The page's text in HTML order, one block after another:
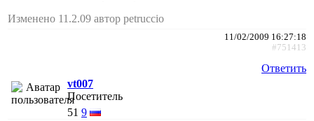
Изменено 11.2.09 автор petruccio
11/02/2009 16:27:18
#751413
Ответить
vt007
Посетитель
51 9